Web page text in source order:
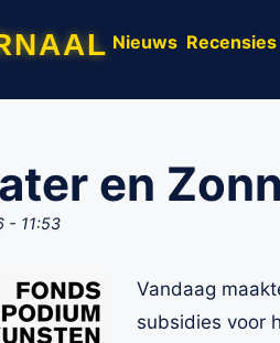
Nieuws Recensies
en
- 11:53
Vandaag
subsidies voor